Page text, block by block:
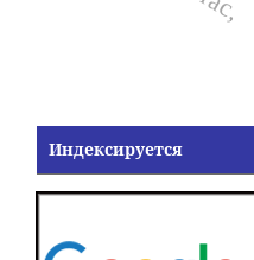
Индексируется